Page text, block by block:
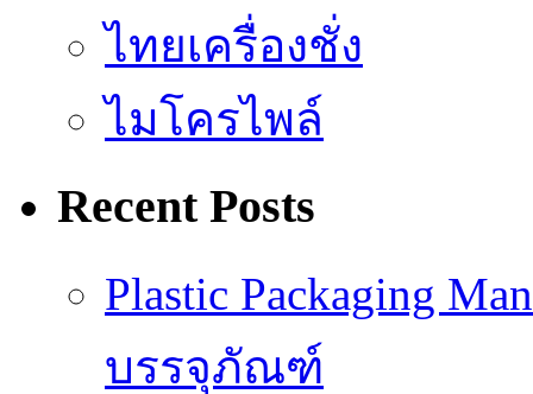
ไทยเครื่องชั่ง
ไมโครไพล์
Recent Posts
Plastic Packaging
บรรจุภัณฑ์